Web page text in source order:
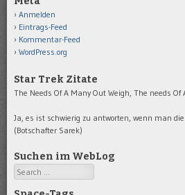
Anmelden
Eintrags-Feed
Kommentar-Feed
WordPress.org
Star Trek Zitate
The Needs Of A Many Out Weigh, The needs Of
Ja, es ist schwierig zu antworten, wenn man
(Botschafter Sarek)
Suchen im WebLog
Search